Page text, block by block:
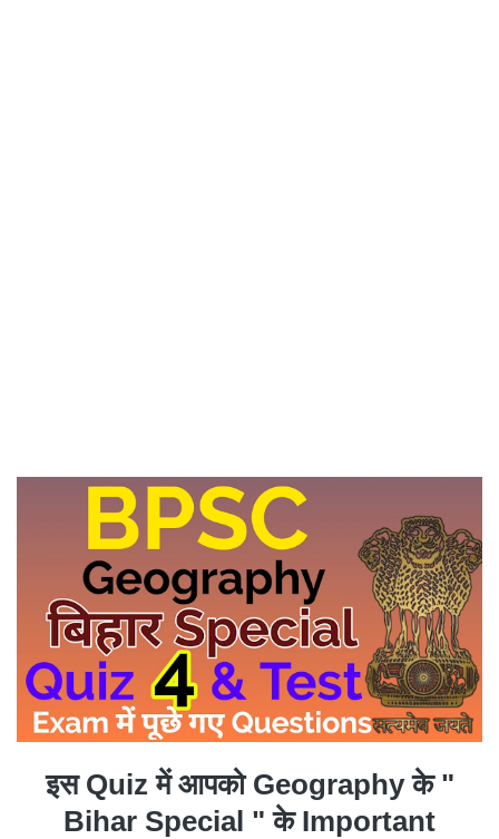
इस Quiz में आपको Geography के "
Bihar Special " के Important